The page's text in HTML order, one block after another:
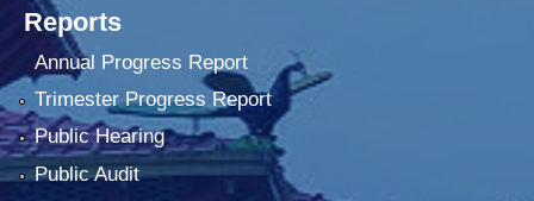
Reports
Annual Progress Report
Trimester Progress Report
Public Hearing
Public Audit